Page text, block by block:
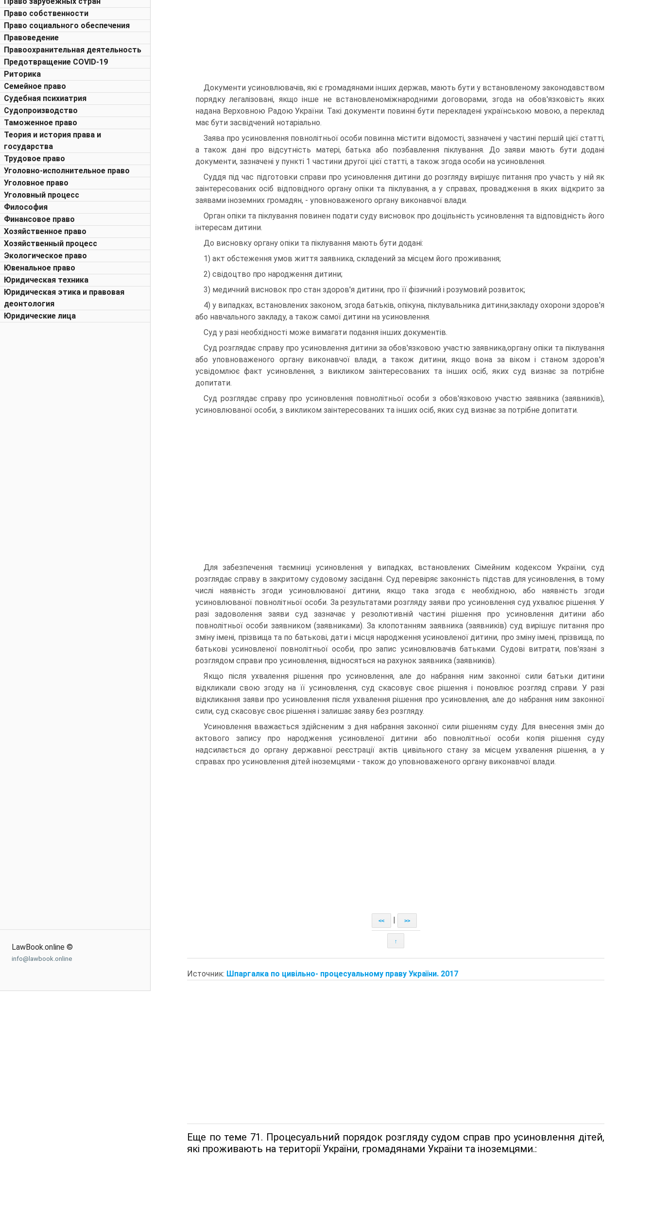
Право собственности
Право социального обеспечения
Правоведение
Правоохранительная деятельность
Предотвращение COVID-19
Риторика
Семейное право
Судебная психиатрия
Судопроизводство
Таможенное право
Теория и история права и
государства
Трудовое право
Уголовно-исполнительное право
Уголовное право
Уголовный процесс
Философия
Финансовое право
Хозяйственное право
Хозяйственный процесс
Экологическое право
Ювенальное право
Юридическая техника
Юридическая этика и правовая
деонтология
Юридические лица
LawBook.online ©
info@lawbook.online
Документи усиновлювачів, які є громадянами інших держав, мають бути у встановленому законодавством
порядку легалізовані, якщо інше не встановленоміжнародними договорами, згода на обов'язковість яких
надана Верховною Радою України. Такі документи повинні бути перекладені українською мовою, а переклад
має бути засвідчений нотаріально.
Заява про усиновлення повнолітньої особи повинна містити відомості, зазначені у частині першій цієї статті,
а також дані про відсутність матері, батька або позбавлення піклування. До заяви мають бути додані
документи, зазначені у пункті 1 частини другої цієї статті, а також згода особи на усиновлення.
Суддя під час підготовки справи про усиновлення дитини до розгляду вирішує питання про участь у ній як
заінтересованих осіб відповідного органу опіки та піклування, а у справах, провадження в яких відкрито за
заявами іноземних громадян, - уповноваженого органу виконавчої влади.
Орган опіки та піклування повинен подати суду висновок про доцільність усиновлення та відповідність його
інтересам дитини.
До висновку органу опіки та піклування мають бути додані:
1) акт обстеження умов життя заявника, складений за місцем його проживання;
2) свідоцтво про народження дитини;
3) медичний висновок про стан здоров'я дитини, про її фізичний і розумовий розвиток;
4) у випадках, встановлених законом, згода батьків, опікуна, піклувальника дитини,закладу охорони здоров'я
або навчального закладу, а також самої дитини на усиновлення.
Суд у разі необхідності може вимагати подання інших документів.
Суд розглядає справу про усиновлення дитини за обов'язковою участю заявника,органу опіки та піклування
або уповноваженого органу виконавчої влади, а також дитини, якщо вона за віком і станом здоров'я
усвідомлює факт усиновлення, з викликом заінтересованих та інших осіб, яких суд визнає за потрібне
допитати.
Суд розглядає справу про усиновлення повнолітньої особи з обов'язковою участю заявника (заявників),
усиновлюваної особи, з викликом заінтересованих та інших осіб, яких суд визнає за потрібне допитати.
Для забезпечення таємниці усиновлення у випадках, встановлених Сімейним кодексом України, суд
розглядає справу в закритому судовому засіданні. Суд перевіряє законність підстав для усиновлення, в тому
числі наявність згоди усиновлюваної дитини, якщо така згода є необхідною, або наявність згоди
усиновлюваної повнолітньої особи. За результатами розгляду заяви про усиновлення суд ухвалює рішення. У
разі задоволення заяви суд зазначає у резолютивній частині рішення про усиновлення дитини або
повнолітньої особи заявником (заявниками). За клопотанням заявника (заявників) суд вирішує питання про
зміну імені, прізвища та по батькові, дати і місця народження усиновленої дитини, про зміну імені, прізвища, по
батькові усиновленої повнолітньої особи, про запис усиновлювачів батьками. Судові витрати, пов'язані з
розглядом справи про усиновлення, відносяться на рахунок заявника (заявників).
Якщо після ухвалення рішення про усиновлення, але до набрання ним законної сили батьки дитини
відкликали свою згоду на її усиновлення, суд скасовує своє рішення і поновлює розгляд справи. У разі
відкликання заяви про усиновлення після ухвалення рішення про усиновлення, але до набрання ним законної
сили, суд скасовує своє рішення і залишає заяву без розгляду.
Усиновлення вважається здійсненим з дня набрання законної сили рішенням суду. Для внесення змін до
актового запису про народження усиновленої дитини або повнолітньої особи копія рішення суду
надсилається до органу державної реєстрації актів цивільного стану за місцем ухвалення рішення, а у
справах про усиновлення дітей іноземцями - також до уповноваженого органу виконавчої влади.
<< >>
↑
Источник: Шпаргалка по цивільно- процесуальному праву України. 2017
Еще по теме 71. Процесуальний порядок розгляду судом справ про усиновлення дітей,
які проживають на території України, громадянами України та іноземцями.: